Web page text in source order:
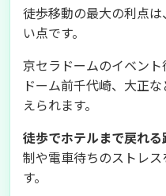
徒歩移動の最大の利点
い点です。
京セラドームのイベント
ドーム前千代崎、大正
えられます。
徒歩でホテルまで戻れる
制や電車待ちのストレ
す。